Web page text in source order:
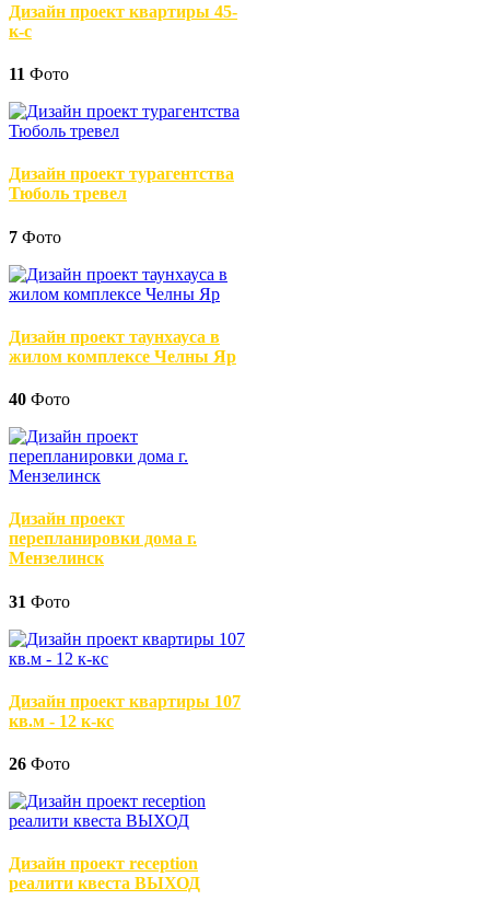
Дизайн проект квартиры 45-
к-с
11 Фото
Дизайн проект турагентства
Тюболь тревел
7 Фото
Дизайн проект таунхауса в
жилом комплексе Челны Яр
40 Фото
Дизайн проект
перепланировки дома г.
Мензелинск
31 Фото
Дизайн проект квартиры 107
кв.м - 12 к-кс
26 Фото
Дизайн проект reception
реалити квеста ВЫХОД